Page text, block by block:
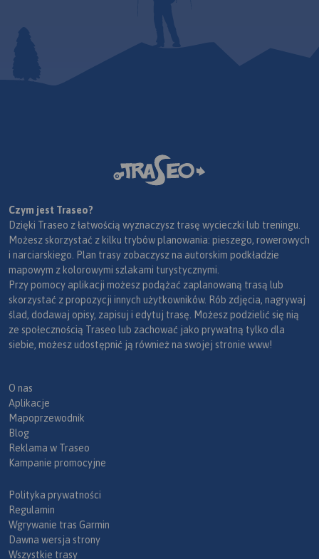
Czym jest Traseo?
Dzięki Traseo z łatwością wyznaczysz trasę wycieczki lub treningu.
Możesz skorzystać z kilku trybów planowania: pieszego, rowerowych
i narciarskiego. Plan trasy zobaczysz na autorskim podkładzie
mapowym z kolorowymi szlakami turystycznymi.
Przy pomocy aplikacji możesz podążać zaplanowaną trasą lub
skorzystać z propozycji innych użytkowników. Rób zdjęcia, nagrywaj
ślad, dodawaj opisy, zapisuj i edytuj trasę. Możesz podzielić się nią
ze społecznością Traseo lub zachować jako prywatną tylko dla
siebie, możesz udostępnić ją również na swojej stronie www!
O nas
Aplikacje
Mapoprzewodnik
Blog
Reklama w Traseo
Kampanie promocyjne
Polityka prywatności
Regulamin
Wgrywanie tras Garmin
Dawna wersja strony
Wszystkie trasy